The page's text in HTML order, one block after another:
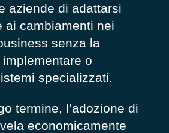
aziende di adattarsi
ai cambiamenti nei
senza la
o
specializzati.
termine, l’adozione di
economicamente